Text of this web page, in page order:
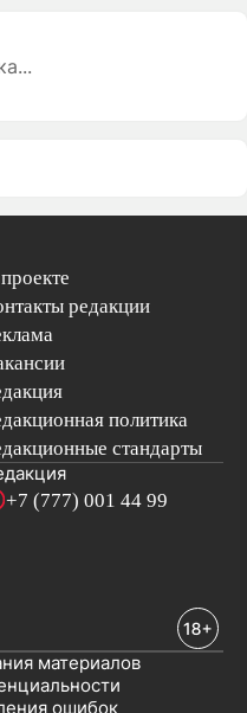
редакции
политика
стандарты
+7 (777) 001 44 99
ошибок
материалов